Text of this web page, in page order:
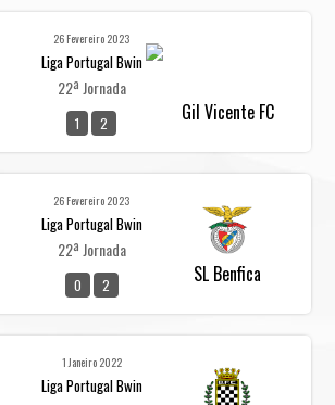
26 Fevereiro 2023
Liga Portugal Bwin
22ª Jornada
1 2 Gil Vicente FC
26 Fevereiro 2023
Liga Portugal Bwin
22ª Jornada
0 2 SL Benfica
1 Janeiro 2022
Liga Portugal Bwin